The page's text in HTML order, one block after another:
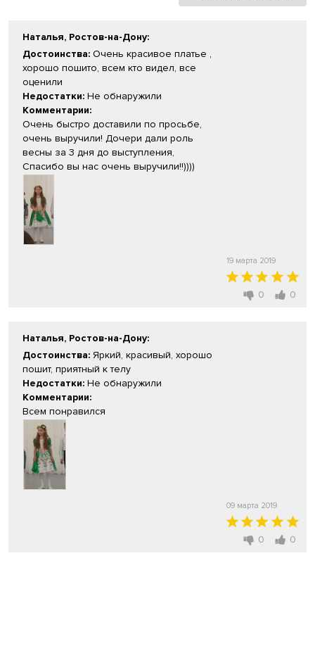
Наталья, Ростов-на-Дону:
Достоинства: Очень красивое платье ,
хорошо пошито, всем кто видел, все
оценили
Недостатки: Не обнаружили
Комментарии:
Очень быстро доставили по просьбе,
очень выручили! Дочери дали роль
весны за 3 дня до выступления,
Спасибо вы нас очень выручили!!))))
19 марта 2019
0 0
Наталья, Ростов-на-Дону:
Достоинства: Яркий, красивый, хорошо
пошит, приятный к телу
Недостатки: Не обнаружили
Комментарии:
Всем понравился
09 марта 2019
0 0